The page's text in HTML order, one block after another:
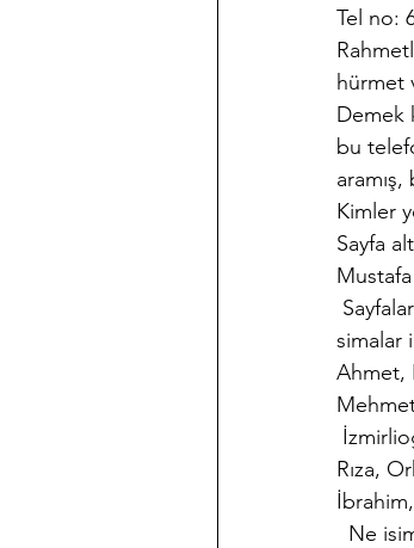
Tel no:
hürmet
Demek
bu
aramış,
Kimler
Sayfa
simalar
Ahmet,
Rıza,
Ne